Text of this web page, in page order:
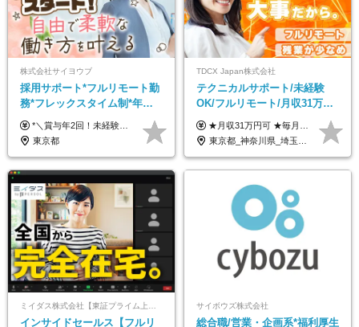
株式会社サイヨウブ
採用サポート*フルリモート勤
務*フレックスタイム制*年休
120日*土日祝休み*残業ほぼな
し*育児中社員8割以上
*＼賞与年2回！未経験から月給28万円スタート／* ◆月給28万～40万円＋賞与年2回＋各種インセンティブ ※経験・スキルを考慮の上、決定します ※試用期間6ヶ月間あり（期間中は月給26万円～になります。その他待遇等に差異はありません） ※月給には月35時間分の固定残業代含む（月5万4800円/超過分別途支給） ※ほとんどのメンバーが残業ゼロです！フレックスタイム制のため、自分の生活に合わせて調整できます。 ＼希望性で土曜日出勤あり／ お客様より「土曜日に応募者の対応をしてほしい」という ご要望を受けた際に、応募者対応⇒求職者との メッセージのやり取りなど、対応が発生する場合があります。 ※土曜日に出勤いただく場合は ・2時間稼働：4500円 ・4時間稼働：9000円 の給与が発生。勤務時間が4時間超えることは原則ありません。 短期間で高い給与をGETできるチャンスです♪
東京都
TDCX Japan株式会社
テクニカルサポート/未経験
OK/フルリモート/月収31万円
可/月最大3万のインセンティ
ブ支給/平均年齢33歳
★月収31万円可 ★毎月「最大3万円」のインセンティブあり 月給266,228円～＋スキル手当（15,000円）＋インセンティブ（月最大3万円） ※月給例（月額最大額）：281,228 円＋残業代発生分 インセンティブを最大まで取得できた場合は、月額最大額：311,228円＋残業代発生分 となります ※経験・スキルなどを考慮し決定します ※残業代は1分単位で支給 ※試用期間3ヵ月あり（契約社員期間も給与・待遇に変更なし） ※インセンティブは効率性、顧客満足、勤怠状況等の結果により毎月金額が決定されます。 ＼”頑張り”はインセンティブで還元！／ 入社3ヶ月目から、目標数字やKPI、勤怠状況、お客様アンケートなどをもとに評価をスタート。 最短4ヶ月目にはインセンティブの支給も可能です！
東京都_神奈川県_埼玉県_千葉県_大阪府_愛知県_北海道_青森県_岩手県_宮城県_秋田県_山形県_福島県_茨城県_栃木県_群馬県_新潟県_山梨県_長野県_富山県_石川県_福井県_静岡県_岐阜県_三重県_兵庫県_京都府_滋賀県_奈良県_和歌山県_広島県_岡山県_鳥取県_島根県_山口県_徳島県_香川県_愛媛県_高知県_福岡県_熊本県_佐賀県_長崎県_大分県_宮崎県_鹿児島県_沖縄県
インサイドセールス【フルリ
サイボウズ株式会社
総合職/営業・企画系*福利厚生